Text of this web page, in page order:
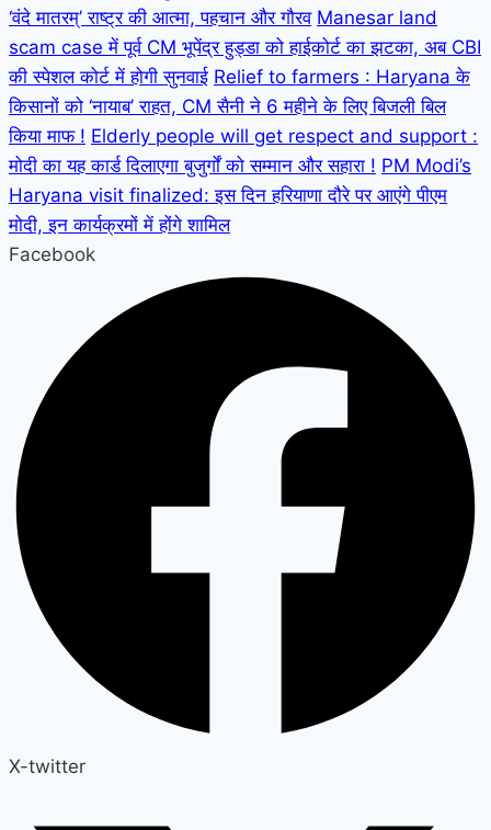
‘वंदे मातरम्’ राष्ट्र की आत्मा, पहचान और गौरव Manesar land
scam case में पूर्व CM भूपेंद्र हुड्डा को हाईकोर्ट का झटका, अब CBI
की स्पेशल कोर्ट में होगी सुनवाई Relief to farmers : Haryana के
किसानों को ‘नायाब’ राहत, CM सैनी ने 6 महीने के लिए बिजली बिल
किया माफ ! Elderly people will get respect and support :
मोदी का यह कार्ड दिलाएगा बुजुर्गों को सम्मान और सहारा ! PM Modi’s
Haryana visit finalized: इस दिन हरियाणा दौरे पर आएंगे पीएम
मोदी, इन कार्यक्रमों में होंगे शामिल
Facebook
X-twitter